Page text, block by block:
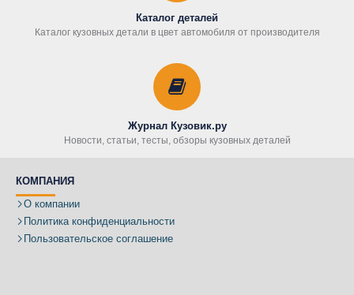
Каталог деталей
Каталог кузовных детали в цвет автомобиля от производителя
Журнал Кузовик.ру
Новости, статьи, тесты, обзоры кузовных деталей
КОМПАНИЯ
О компании
Политика конфиденциальности
Пользовательское соглашение